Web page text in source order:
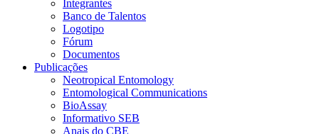
Integrantes
Banco de Talentos
Logotipo
Fórum
Documentos
Publicações
Neotropical Entomology
Entomological Communications
BioAssay
Informativo SEB
Anais do CBE